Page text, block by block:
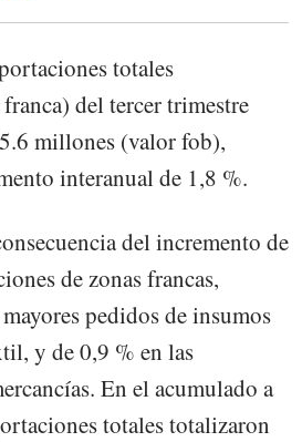
totales
del tercer trimestre
millones (valor fob),
interanual de 1,8 %.
del incremento de
de zonas francas,
pedidos de insumos
y de 0,9 % en las
En el acumulado a
totales totalizaron